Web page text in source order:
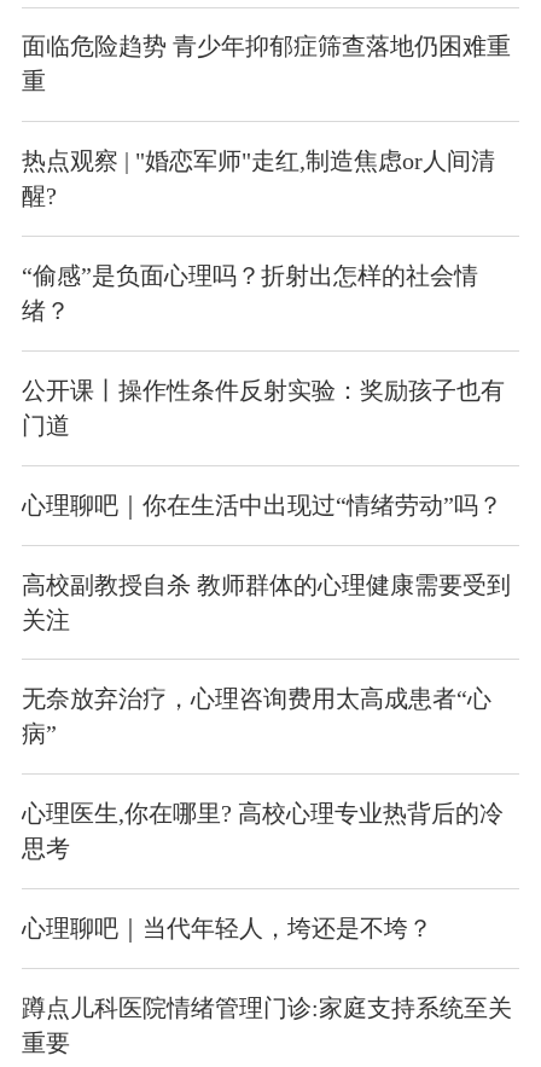
面临危险趋势 青少年抑郁症筛查落地仍困难重
重
热点观察 | "婚恋军师"走红,制造焦虑or人间清
醒?
“偷感”是负面心理吗？折射出怎样的社会情
绪？
公开课丨操作性条件反射实验：奖励孩子也有
门道
心理聊吧｜你在生活中出现过“情绪劳动”吗？
高校副教授自杀 教师群体的心理健康需要受到
关注
无奈放弃治疗，心理咨询费用太高成患者“心
病”
心理医生,你在哪里? 高校心理专业热背后的冷
思考
心理聊吧｜当代年轻人，垮还是不垮？
蹲点儿科医院情绪管理门诊:家庭支持系统至关
重要